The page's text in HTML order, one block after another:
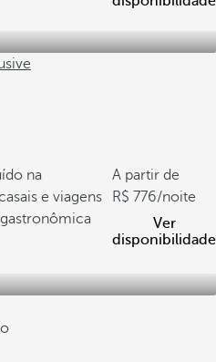
na
e viagens
A partir de
776/noite
Ver
disponibilidade